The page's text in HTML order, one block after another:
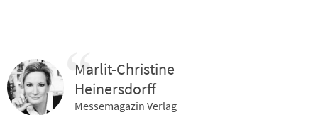
Marlit-Christine
Heinersdorff
Messemagazin Verlag